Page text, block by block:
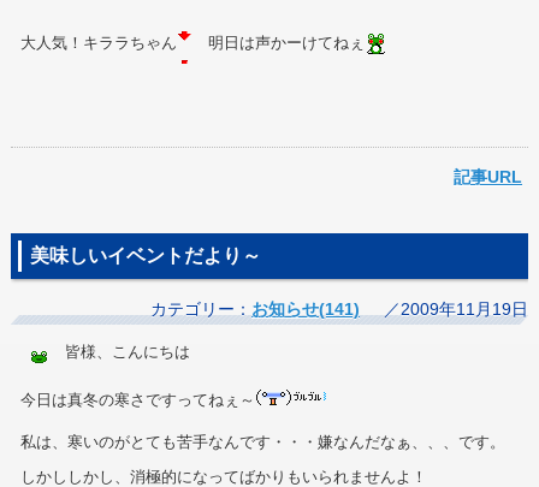
大人気！キララちゃん 明日は声かーけてねぇ
記事URL
美味しいイベントだより～
カテゴリー： お知らせ(141) ／2009年11月19日
皆様、こんにちは
今日は真冬の寒さですってねぇ～
私は、寒いのがとても苦手なんです・・・嫌なんだなぁ、、、です。
しかししかし、消極的になってばかりもいられませんよ！